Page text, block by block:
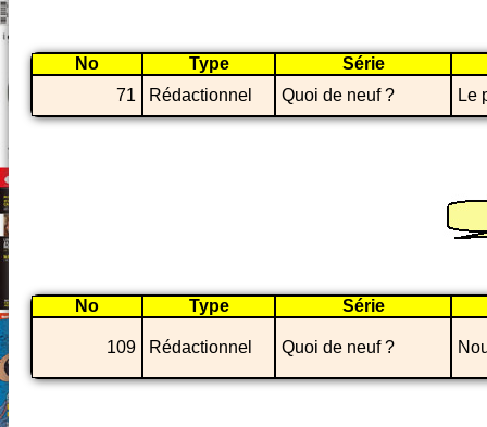
No Type
Série
71
Rédactionnel Quoi de neuf ? Le
No Type Série
109 Rédactionnel Quoi de neuf ?